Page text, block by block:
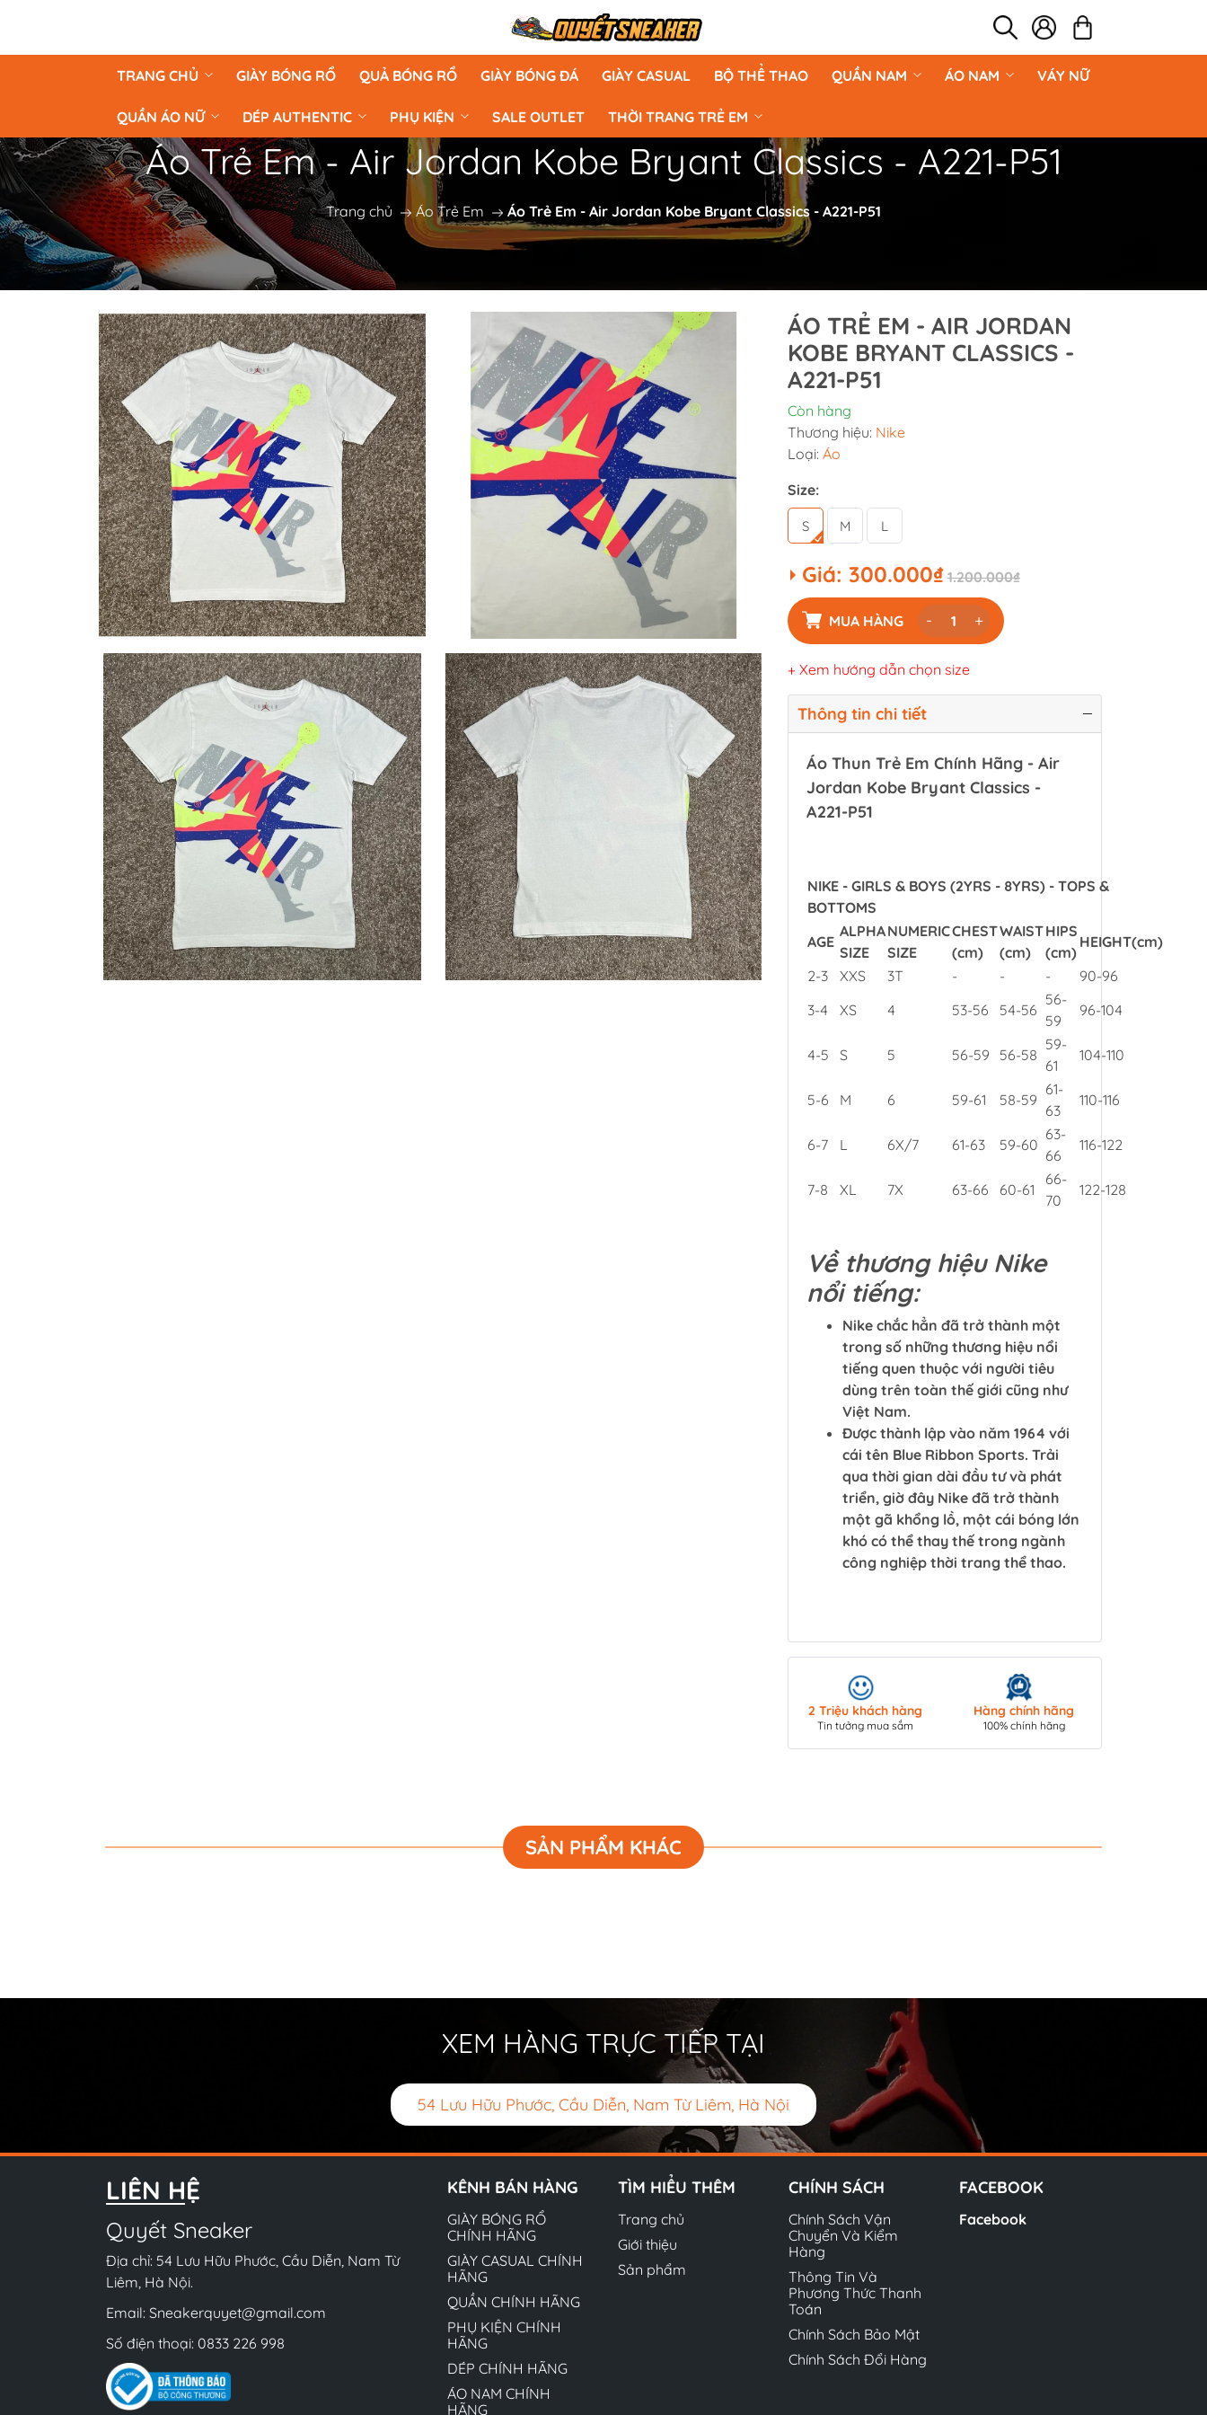
TRANG CHỦ GIÀY BÓNG RỔ QUẢ BÓNG RỔ GIÀY BÓNG ĐÁ GIÀY CASUAL BỘ THỂ THAO QUẦN NAM ÁO NAM VÁY NỮ
QUẦN ÁO NỮ DÉP AUTHENTIC PHỤ KIỆN SALE OUTLET THỜI TRANG TRẺ EM
Áo Trẻ Em - Air Jordan Kobe Bryant Classics - A221-P51
Trang chủ Áo Trẻ Em Áo Trẻ Em - Air Jordan Kobe Bryant Classics - A221-P51
ÁO TRẺ EM - AIR JORDAN
KOBE BRYANT CLASSICS -
A221-P51
Còn hàng
Thương hiệu: Nike
Loại: Áo
Size:
S M L
Giá: 300.000₫ 1.200.000₫
MUA HÀNG - +
+ Xem hướng dẫn chọn size
Thông tin chi tiết
Áo Thun Trẻ Em Chính Hãng - Air
Jordan Kobe Bryant Classics -
A221-P51
NIKE - GIRLS & BOYS (2YRS - 8YRS) - TOPS &
BOTTOMS
AGE
ALPHA
SIZE
NUMERIC
SIZE
CHEST
(cm)
WAIST
(cm)
HIPS
(cm)
HEIGHT(cm)
2-3
XXS 3T - - -
90-96
3-4
XS 4 53-56 54-56
56-
59
96-104
4-5 S 5 56-59 56-58
59-
61
104-110
5-6 M 6 59-61 58-59
61-
63
110-116
6-7 L 6X/7 61-63 59-60
63-
66
116-122
7-8 XL 7X 63-66 60-61
66-
70
122-128
Về thương hiệu Nike
nổi tiếng:
Nike chắc hẳn đã trở thành một
trong số những thương hiệu nổi
tiếng quen thuộc với người tiêu
dùng trên toàn thế giới cũng như
Việt Nam.
Được thành lập vào năm 1964 với
cái tên Blue Ribbon Sports. Trải
qua thời gian dài đầu tư và phát
triển, giờ đây Nike đã trở thành
một gã khổng lồ, một cái bóng lớn
khó có thể thay thế trong ngành
công nghiệp thời trang thể thao.
2 Triệu khách hàng
Tin tưởng mua sắm
Hàng chính hãng
100% chính hãng
SẢN PHẨM KHÁC
XEM HÀNG TRỰC TIẾP TẠI
54 Lưu Hữu Phước, Cầu Diễn, Nam Từ Liêm, Hà Nội
LIÊN HỆ
Quyết Sneaker
Địa chỉ: 54 Lưu Hữu Phước, Cầu Diễn, Nam Từ
Liêm, Hà Nội.
Email: Sneakerquyet@gmail.com
Số điện thoại: 0833 226 998
KÊNH BÁN HÀNG
GIÀY BÓNG RỔ
CHÍNH HÃNG
GIÀY CASUAL CHÍNH
HÃNG
QUẦN CHÍNH HÃNG
PHỤ KIỆN CHÍNH
HÃNG
DÉP CHÍNH HÃNG
ÁO NAM CHÍNH
HÃNG
TÌM HIỂU THÊM
Trang chủ
Giới thiệu
Sản phẩm
CHÍNH SÁCH
Chính Sách Vận
Chuyển Và Kiểm
Hàng
Thông Tin Và
Phương Thức Thanh
Toán
Chính Sách Bảo Mật
Chính Sách Đổi Hàng
FACEBOOK
Facebook